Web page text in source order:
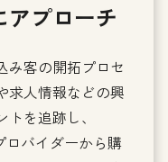
アプローチ
み客の開拓プロセ
求人情報などの興
を追跡し、
ロバイダーから購